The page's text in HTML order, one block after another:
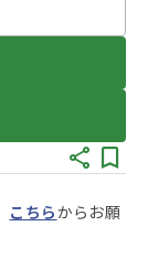
こちらからお願